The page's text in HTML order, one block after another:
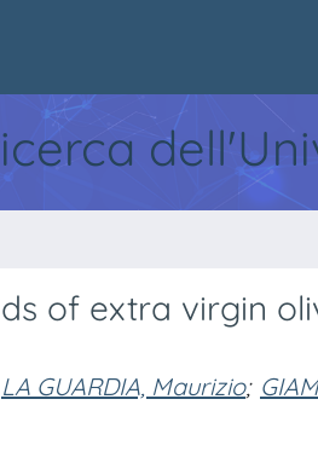
of extra virgin
LA GUARDIA, Maurizio;